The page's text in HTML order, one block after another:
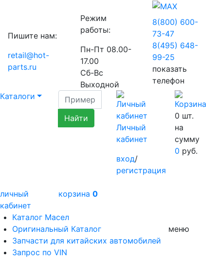
Пишите нам:
retail@hot-
parts.ru
Режим
работы:
Пн-Пт 08.00-
17.00
Сб-Вс
Выходной
8(800) 600-
73-47
8(495) 648-
99-25
показать
телефон
Каталоги
Личный
кабинет
вход/
регистрация
0 шт.
на
сумму
0 руб.
личный
кабинет
корзина 0
Каталог Масел
Оригинальный Каталог
Запчасти для китайских автомобилей
Запрос по VIN
меню